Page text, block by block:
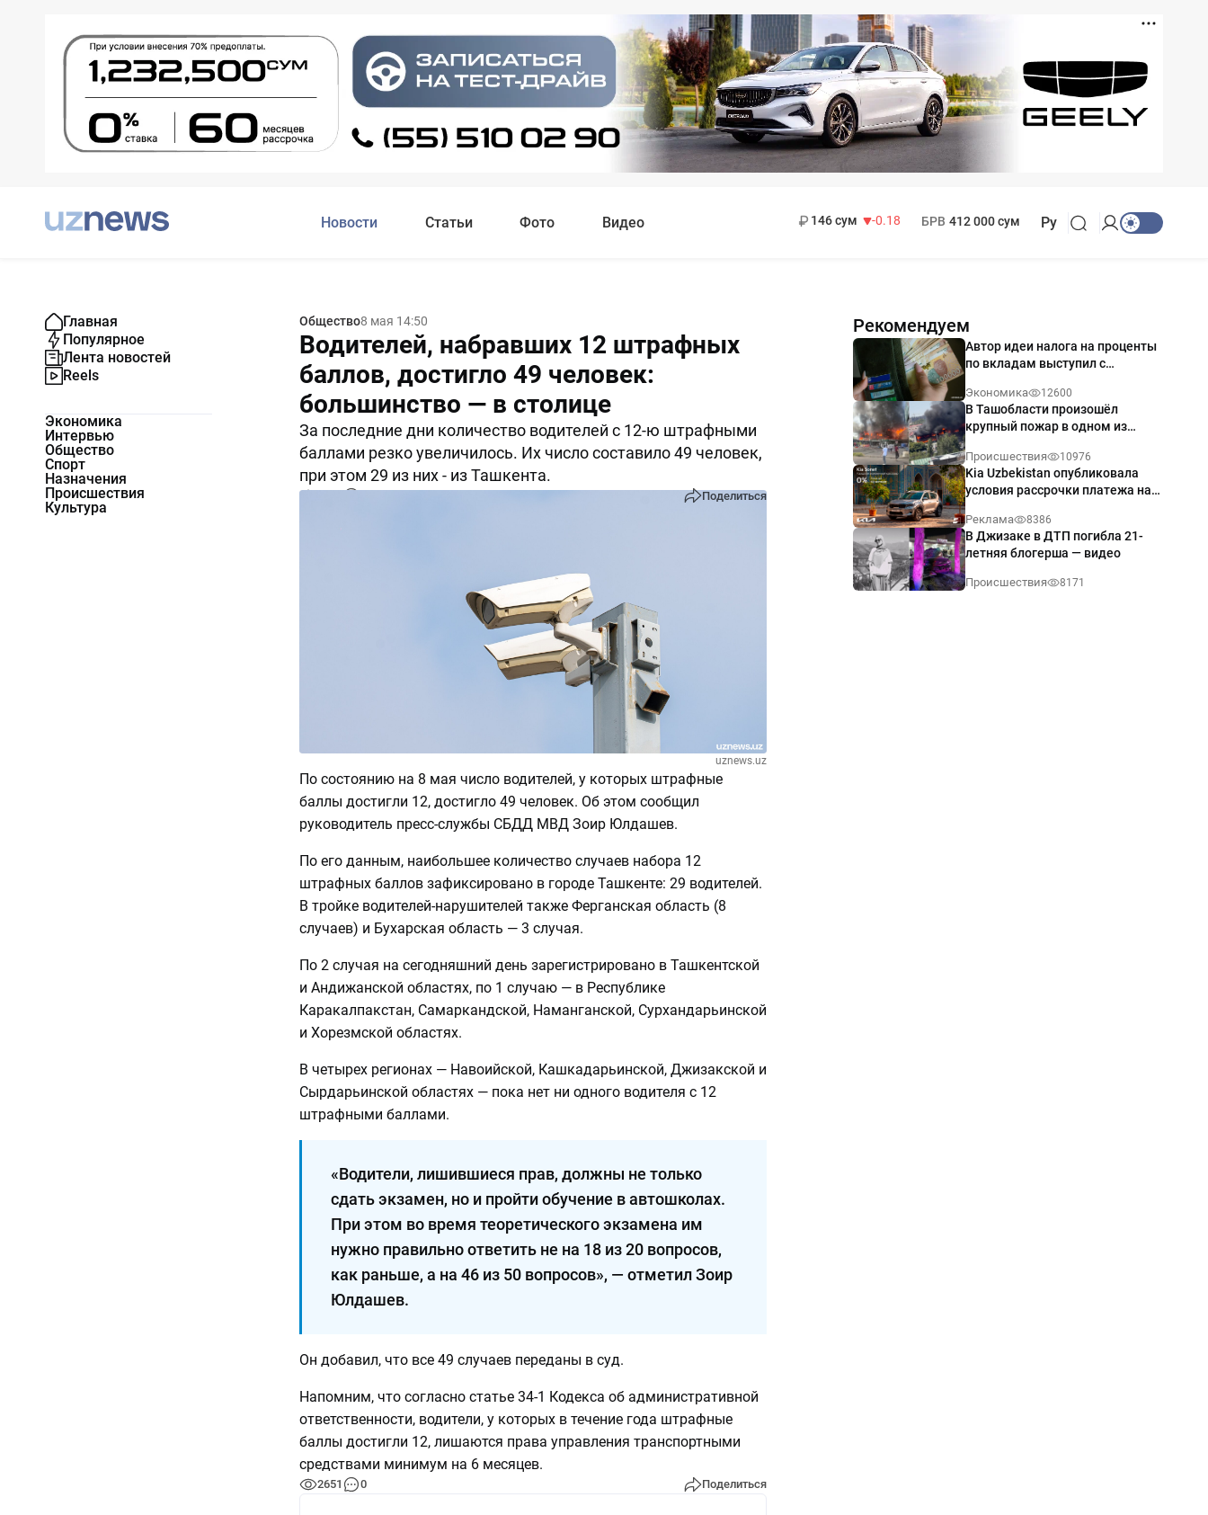
Новости Статьи Фото Видео
146 сум
-0.18
БРВ 412 000 сум Ру
Главная
Популярное
Лента новостей
Reels
Экономика
Интервью
Общество
Спорт
Назначения
Происшествия
Культура
Общество8 мая 14:50
Водителей, набравших 12 штрафных
баллов, достигло 49 человек:
большинство — в столице
За последние дни количество водителей с 12-ю штрафными
баллами резко увеличилось. Их число составило 49 человек,
при этом 29 из них - из Ташкента.
Поделиться
uznews.uz
По состоянию на 8 мая число водителей, у которых штрафные
баллы достигли 12, достигло 49 человек. Об этом сообщил
руководитель пресс-службы СБДД МВД Зоир Юлдашев.
По его данным, наибольшее количество случаев набора 12
штрафных баллов зафиксировано в городе Ташкенте: 29 водителей.
В тройке водителей-нарушителей также Ферганская область (8
случаев) и Бухарская область — 3 случая.
По 2 случая на сегодняшний день зарегистрировано в Ташкентской
и Андижанской областях, по 1 случаю — в Республике
Каракалпакстан, Самаркандской, Наманганской, Сурхандарьинской
и Хорезмской областях.
В четырех регионах — Навоийской, Кашкадарьинской, Джизакской и
Сырдарьинской областях — пока нет ни одного водителя с 12
штрафными баллами.
«Водители, лишившиеся прав, должны не только
сдать экзамен, но и пройти обучение в автошколах.
При этом во время теоретического экзамена им
нужно правильно ответить не на 18 из 20 вопросов,
как раньше, а на 46 из 50 вопросов», — отметил Зоир
Юлдашев.
Он добавил, что все 49 случаев переданы в суд.
Напомним, что согласно статье 34-1 Кодекса об административной
ответственности, водители, у которых в течение года штрафные
баллы достигли 12, лишаются права управления транспортными
средствами минимум на 6 месяцев.
2651 0 Поделиться
Рекомендуем
Автор идеи налога на проценты
по вкладам выступил с
Экономика 12600
В Ташобласти произошёл
крупный пожар в одном из
Происшествия 10976
Kia Uzbekistan опубликовала
условия рассрочки платежа на
годовых
Реклама 8386
В Джизаке в ДТП погибла 21-
летняя блогерша — видео
Происшествия 8171